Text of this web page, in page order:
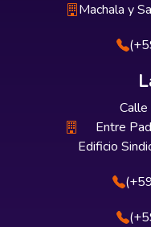
Machala y
Entre
Edificio